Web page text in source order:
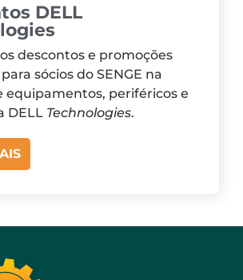
DELL
descontos e promoções
sócios do SENGE na
equipamentos, periféricos e
DELL Technologies.